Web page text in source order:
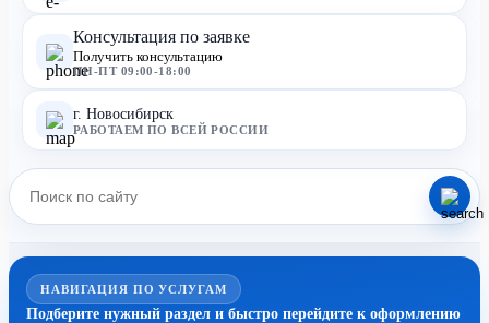
Консультация по заявке
Получить консультацию
ПН-ПТ 09:00-18:00
г. Новосибирск
РАБОТАЕМ ПО ВСЕЙ РОССИИ
НАВИГАЦИЯ ПО УСЛУГАМ
Подберите нужный раздел и быстро перейдите к оформлению